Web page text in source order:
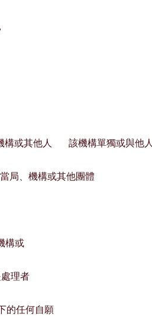
構或其他人
該機構單獨或與他
局、機構或其他團體
構或
理者
的任何自願